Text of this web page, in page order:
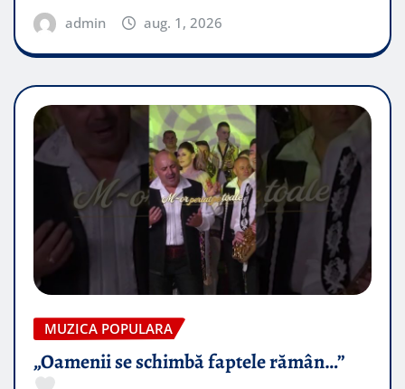
admin aug. 1, 2026
MUZICA POPULARA
„Oamenii se schimbă faptele rămân…”